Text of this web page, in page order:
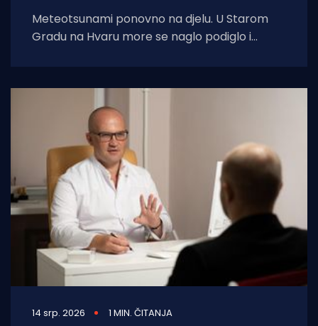
Meteotsunami ponovno na djelu. U Starom
Gradu na Hvaru more se naglo podiglo i
14 srp. 2026 1 MIN. ČITANJA